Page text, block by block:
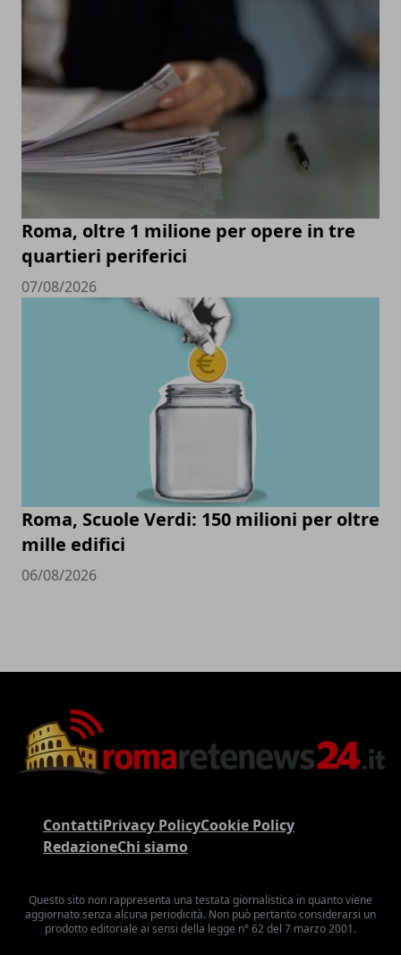
Roma, oltre 1 milione per opere in tre
quartieri periferici
07/08/2026
Roma, Scuole Verdi: 150 milioni per oltre
mille edifici
06/08/2026
ContattiPrivacy PolicyCookie Policy
RedazioneChi siamo
Questo sito non rappresenta una testata giornalistica in quanto viene
aggiornato senza alcuna periodicità. Non può pertanto considerarsi un
prodotto editoriale ai sensi della legge n° 62 del 7 marzo 2001.